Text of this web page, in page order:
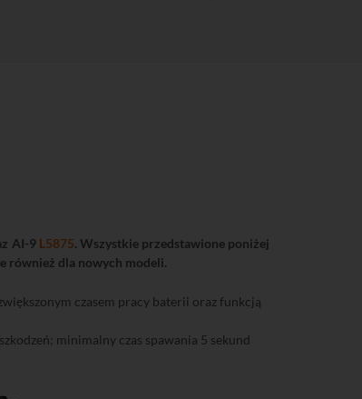
AI-9 L5875. Wszystkie przedstawione poniżej
również dla nowych modeli.
czasem pracy baterii oraz funkcją
minimalny czas spawania 5 sekund